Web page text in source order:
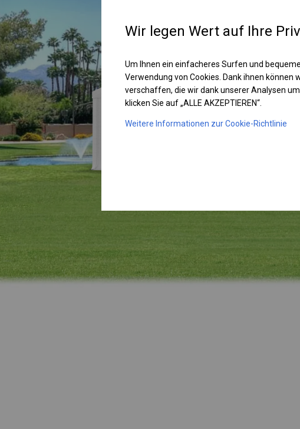
Wir legen Wert auf Ihre
Um Ihnen ein einfacheres Surfen und
Verwendung von Cookies. Dank ihnen
verschaffen, die wir dank unserer Analysen
klicken Sie auf „ALLE AKZEPTIEREN“.
Weitere Informationen zur Cookie-Richtlinie